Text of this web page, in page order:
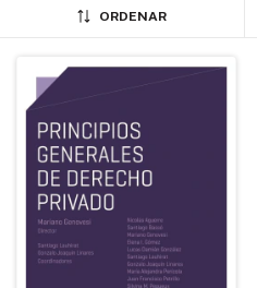
ORDENAR